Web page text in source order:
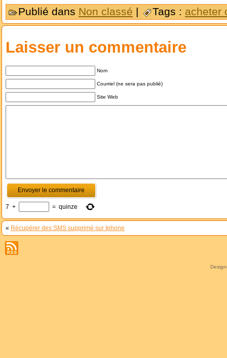
Publié dans Non classé | Tags : acheter
Laisser un commentaire
Nom
Courriel (ne sera pas publié)
Site Web
7 + = quinze
« Récupérer des SMS supprimé sur Iphone